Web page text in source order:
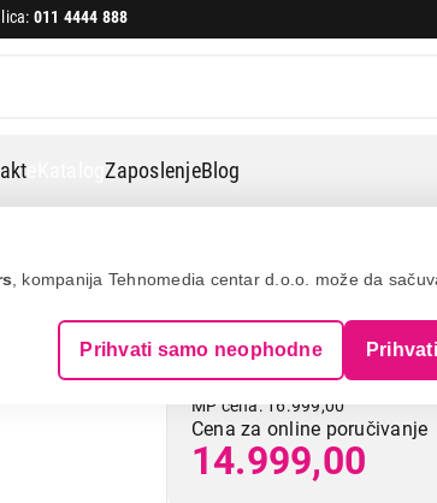
, kompanija Tehnomedia centar d.o.o. može da
Prihvati samo neophodne
011 4444 888
eKatalogZaposlenjeBlog
BOSCH
MP cena: 16.999,00
Cena za online poručivanje
14.999,00